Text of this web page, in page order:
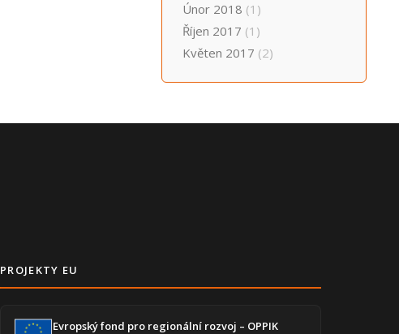
Únor 2018 (1)
Říjen 2017 (1)
Květen 2017 (2)
PROJEKTY EU
Evropský fond pro regionální rozvoj – OPPIK